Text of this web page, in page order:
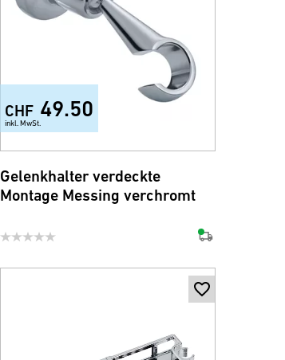
CHF 49.50
inkl. MwSt.
Gelenkhalter verdeckte
Montage Messing verchromt